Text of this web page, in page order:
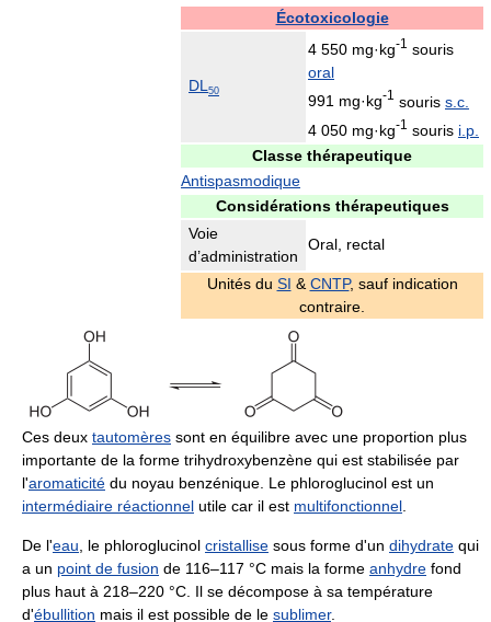
Écotoxicologie
DL 50
4 550 mg·kg-1 souris
oral
991 mg·kg-1 souris s.c.
4 050 mg·kg-1 souris i.p.
Classe thérapeutique
Antispasmodique
Considérations thérapeutiques
Voie
d’administration
Oral, rectal
Unités du SI & CNTP, sauf indication
contraire.
Ces deux tautomères sont en équilibre avec une proportion plus
importante de la forme trihydroxybenzène qui est stabilisée par
l'aromaticité du noyau benzénique. Le phloroglucinol est un
intermédiaire réactionnel utile car il est multifonctionnel
De l'eau , le phloroglucinol cristallise sous forme d'un dihydrate qui
a un point de fusion de 116–117 °C mais la forme anhydre fond
plus haut à 218–220 °C . Il se décompose à sa température
d'ébullition mais il est possible de le sublimer.